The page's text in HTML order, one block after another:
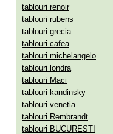
tablouri renoir
tablouri rubens
tablouri grecia
tablouri cafea
tablouri michelangelo
tablouri londra
tablouri Maci
tablouri kandinsky
tablouri venetia
tablouri Rembrandt
tablouri BUCURESTI